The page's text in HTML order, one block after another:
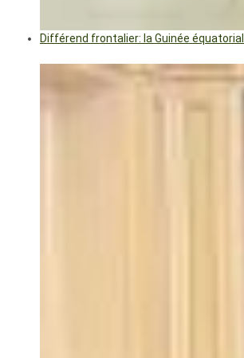
Différend frontalier: la Guinée